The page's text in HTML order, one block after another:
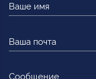
имя
почта
Сообщение